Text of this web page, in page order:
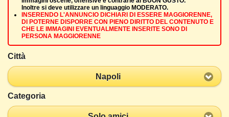
Inoltre si deve utilizzare un linguaggio MODERATO.
INSERENDO L'ANNUNCIO DICHIARI DI ESSERE MAGGIORENNE,
DI POTERNE DISPORRE CON PIENO DIRITTO DEL CONTENUTO E
CHE LE IMMAGINI EVENTUALMENTE INSERITE SONO DI
PERSONA MAGGIORENNE
Città
Napoli
Categoria